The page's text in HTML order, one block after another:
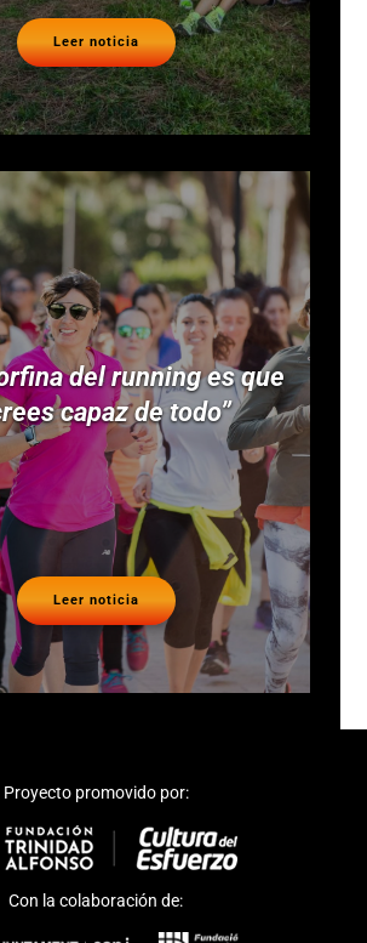
Leer noticia
del running es que
capaz de todo”
Leer noticia
Proyecto promovido por:
Con la colaboración de: